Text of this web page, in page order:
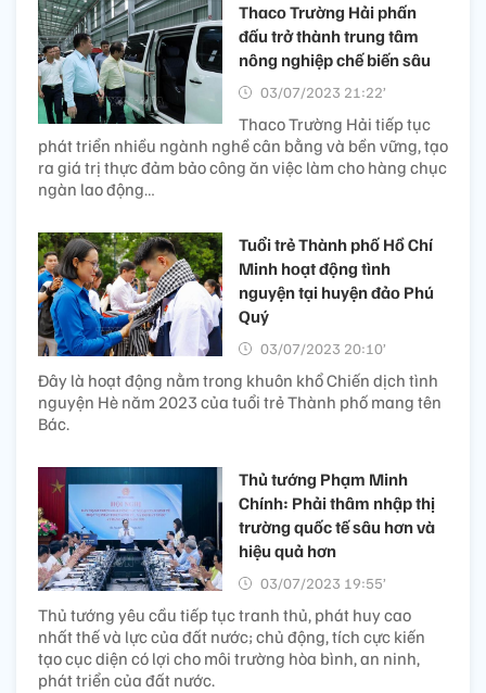
Thaco Trường Hải phấn
đấu trở thành trung tâm
nông nghiệp chế biến sâu
03/07/2023 21:22’
Thaco Trường Hải tiếp tục
phát triển nhiều ngành nghề cân bằng và bền vững, tạo
ra giá trị thực đảm bảo công ăn việc làm cho hàng chục
ngàn lao động…
Tuổi trẻ Thành phố Hồ Chí
Minh hoạt động tình
nguyện tại huyện đảo Phú
Quý
03/07/2023 20:10’
Đây là hoạt động nằm trong khuôn khổ Chiến dịch tình
nguyện Hè năm 2023 của tuổi trẻ Thành phố mang tên
Bác.
Thủ tướng Phạm Minh
Chính: Phải thâm nhập thị
trường quốc tế sâu hơn và
hiệu quả hơn
03/07/2023 19:55’
Thủ tướng yêu cầu tiếp tục tranh thủ, phát huy cao
nhất thế và lực của đất nước; chủ động, tích cực kiến
tạo cục diện có lợi cho môi trường hòa bình, an ninh,
phát triển của đất nước.